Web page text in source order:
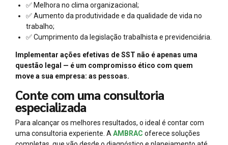
✅ Melhora no clima organizacional;
✅ Aumento da produtividade e da qualidade de vida no
trabalho;
✅ Cumprimento da legislação trabalhista e previdenciária.
Implementar ações efetivas de SST não é apenas uma
questão legal — é um compromisso ético com quem
move a sua empresa: as pessoas.
Conte com uma consultoria
especializada
Para alcançar os melhores resultados, o ideal é contar com
uma consultoria experiente. AAMBRAC oferece soluções